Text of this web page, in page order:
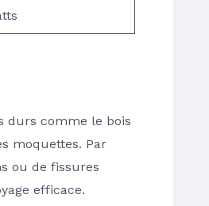
durs comme le bois
moquettes. Par
ou de fissures
efficace.